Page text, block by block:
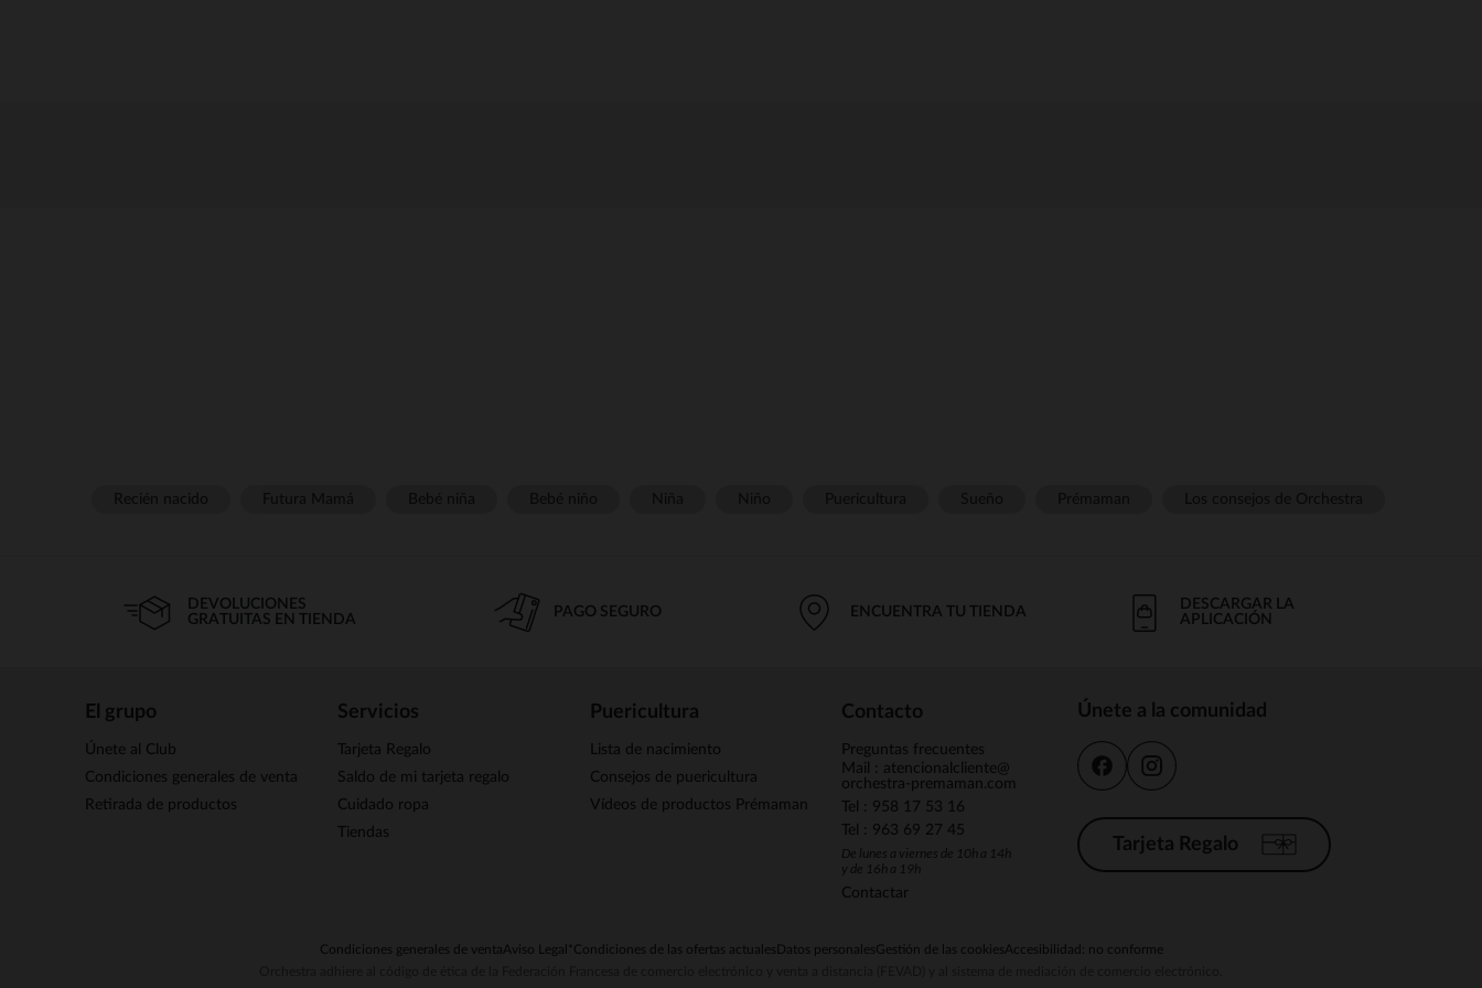
DEVOLUCIONES
GRATUITAS EN TIENDA
PAGO SEGURO ENCUENTRA TU TIENDA
DESCARGAR LA
APLICACIÓN
El grupo
Únete al Club
Condiciones generales de venta
Retirada de productos
Servicios
Tarjeta Regalo
Saldo de mi tarjeta regalo
Cuidado ropa
Tiendas
Puericultura
Lista de nacimiento
Consejos de puericultura
Vídeos de productos Prémaman
Contacto
Preguntas frecuentes
Mail : atencionalcliente@
orchestra-premaman.com
Tel : 958 17 53 16
Tel : 963 69 27 45
De lunes a viernes de 10h a 14h
y de 16h a 19h
Contactar
Únete a la comunidad
Tarjeta Regalo
Condiciones generales de ventaAviso Legal *Condiciones de las ofertas actuales Datos personalesGestión de las cookiesAccesibilidad: no conforme